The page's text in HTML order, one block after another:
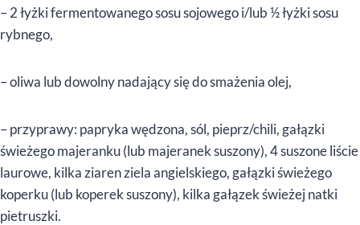
– 2 łyżki fermentowanego sosu sojowego i/lub ½ łyżki sosu
rybnego,
– oliwa lub dowolny nadający się do smażenia olej,
– przyprawy: papryka wędzona, sól, pieprz/chili, gałązki
świeżego majeranku (lub majeranek suszony), 4 suszone liście
laurowe, kilka ziaren ziela angielskiego, gałązki świeżego
koperku (lub koperek suszony), kilka gałązek świeżej natki
pietruszki.